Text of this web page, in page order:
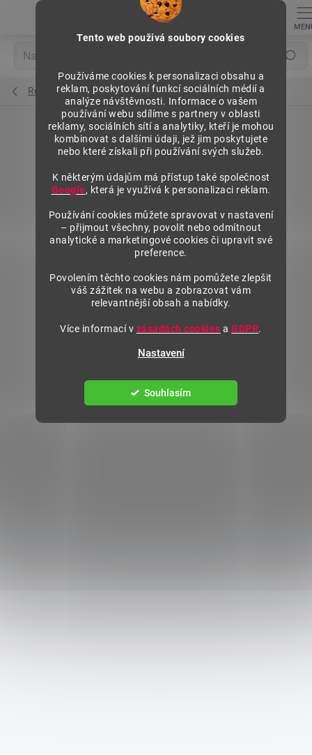
Tento web použivá soubory cookies
Používáme cookies k personalizaci obsahu a
reklam, poskytování funkcí sociálních médií a
analýze návštěvnosti. Informace o vašem
používání webu sdílíme s partnery v oblasti
reklamy, sociálních sítí a analytiky, kteří je mohou
kombinovat s dalšími údaji, jež jim poskytujete
nebo které získali při používání svých služeb.
K některým údajům má přístup také společnost
Google, která je využívá k personalizaci reklam.
Používání cookies můžete spravovat v nastavení
– přijmout všechny, povolit nebo odmítnout
analytické a marketingové cookies či upravit své
preference.
Povolením těchto cookies nám pomůžete zlepšit
váš zážitek na webu a zobrazovat vám
relevantnější obsah a nabídky.
Více informací v zásadách cookies aGDPR.
Nastavení
Souhlasím
Hledat
Regály výška 2500 mm, základní moduly